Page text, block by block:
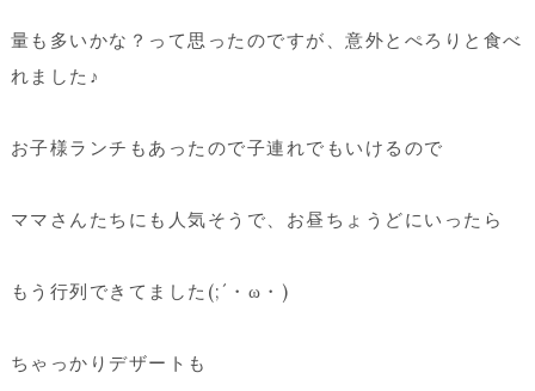
量も多いかな？って思ったのですが、意外とぺろりと食べ
れました♪
お子様ランチもあったので子連れでもいけるので
ママさんたちにも人気そうで、お昼ちょうどにいったら
もう行列できてました(;´・ω・)
ちゃっかりデザートも